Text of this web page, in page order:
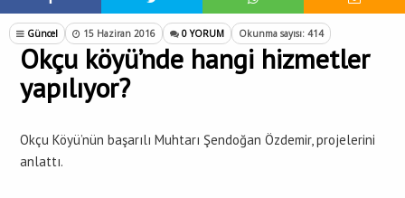
Güncel 15 Haziran 2016 0 YORUM Okunma sayısı: 414
Okçu köyü’nde hangi hizmetler
yapılıyor?
Okçu Köyü’nün başarılı Muhtarı Şendoğan Özdemir, projelerini
anlattı.